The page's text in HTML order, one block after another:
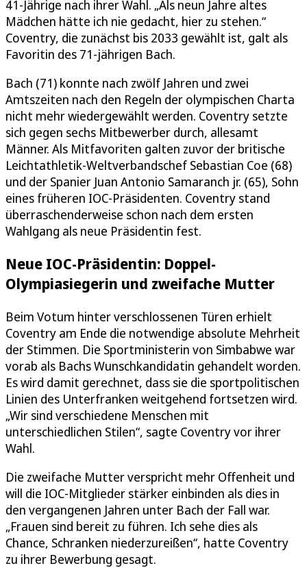
41-Jährige nach ihrer Wahl. „Als neun Jahre altes
Mädchen hätte ich nie gedacht, hier zu stehen.“
Coventry, die zunächst bis 2033 gewählt ist, galt als
Favoritin des 71-jährigen Bach.
Bach (71) konnte nach zwölf Jahren und zwei
Amtszeiten nach den Regeln der olympischen Charta
nicht mehr wiedergewählt werden. Coventry setzte
sich gegen sechs Mitbewerber durch, allesamt
Männer. Als Mitfavoriten galten zuvor der britische
Leichtathletik-Weltverbandschef Sebastian Coe (68)
und der Spanier Juan Antonio Samaranch jr. (65), Sohn
eines früheren IOC-Präsidenten. Coventry stand
überraschenderweise schon nach dem ersten
Wahlgang als neue Präsidentin fest.
Neue IOC-Präsidentin: Doppel-
Olympiasiegerin und zweifache Mutter
Beim Votum hinter verschlossenen Türen erhielt
Coventry am Ende die notwendige absolute Mehrheit
der Stimmen. Die Sportministerin von Simbabwe war
vorab als Bachs Wunschkandidatin gehandelt worden.
Es wird damit gerechnet, dass sie die sportpolitischen
Linien des Unterfranken weitgehend fortsetzen wird.
„Wir sind verschiedene Menschen mit
unterschiedlichen Stilen“, sagte Coventry vor ihrer
Wahl.
Die zweifache Mutter verspricht mehr Offenheit und
will die IOC-Mitglieder stärker einbinden als dies in
den vergangenen Jahren unter Bach der Fall war.
„Frauen sind bereit zu führen. Ich sehe dies als
Chance, Schranken niederzureißen“, hatte Coventry
zu ihrer Bewerbung gesagt.